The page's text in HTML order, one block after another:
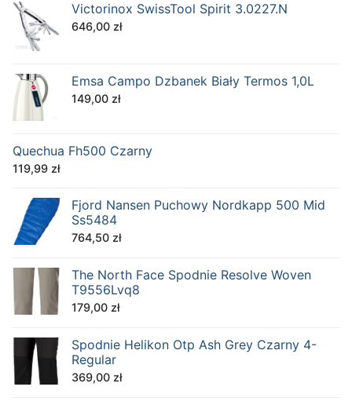
Victorinox SwissTool Spirit 3.0227.N
646,00 zł
Emsa Campo Dzbanek Biały Termos 1,0L
149,00 zł
Quechua Fh500 Czarny
119,99 zł
Fjord Nansen Puchowy Nordkapp 500 Mid
Ss5484
764,50 zł
The North Face Spodnie Resolve Woven
T9556Lvq8
179,00 zł
Spodnie Helikon Otp Ash Grey Czarny 4-
Regular
369,00 zł